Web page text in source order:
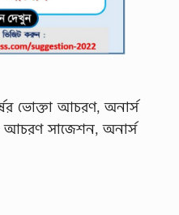
ভোক্তা আচরণ, অনার্স
আচরণ সাজেশন, অনার্স